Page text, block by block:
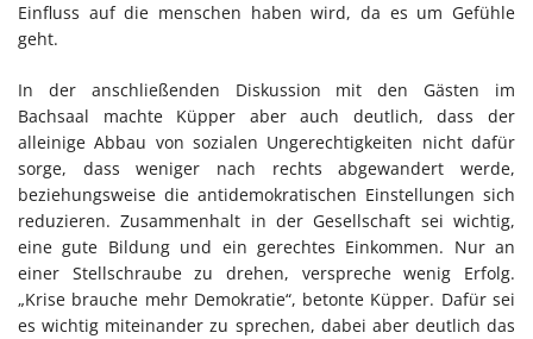
Einfluss auf die menschen haben wird, da es um Gefühle
geht.
In der anschließenden Diskussion mit den Gästen im
Bachsaal machte Küpper aber auch deutlich, dass der
alleinige Abbau von sozialen Ungerechtigkeiten nicht dafür
sorge, dass weniger nach rechts abgewandert werde,
beziehungsweise die antidemokratischen Einstellungen sich
reduzieren. Zusammenhalt in der Gesellschaft sei wichtig,
eine gute Bildung und ein gerechtes Einkommen. Nur an
einer Stellschraube zu drehen, verspreche wenig Erfolg.
„Krise brauche mehr Demokratie“, betonte Küpper. Dafür sei
es wichtig miteinander zu sprechen, dabei aber deutlich das